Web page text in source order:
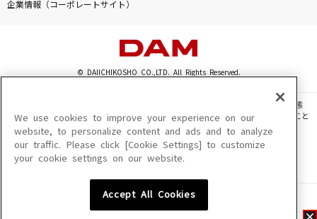
企業情報（コーポレートサイト）
© DAIICHIKOSHO CO.,LTD. All Rights Reserved.
このサイトに掲載されている一切の文章・画像・写真・動画・音声等を、手段や形態
を問わず、著作権法の定める範囲を超えて無断で複製、転載、ファイル化などすること
を禁じます。
楽曲及びコンテンツは、機種によりご利用いただけない場合があります。
楽曲及びコンテンツの配信日、配信内容が変更になる場合があります。
We use cookies to improve your experience on our
website, to personalize content and ads and to analyze
our traffic. Please click [Cookie Settings] to customize
your cookie settings on our website.
Accept All Cookies